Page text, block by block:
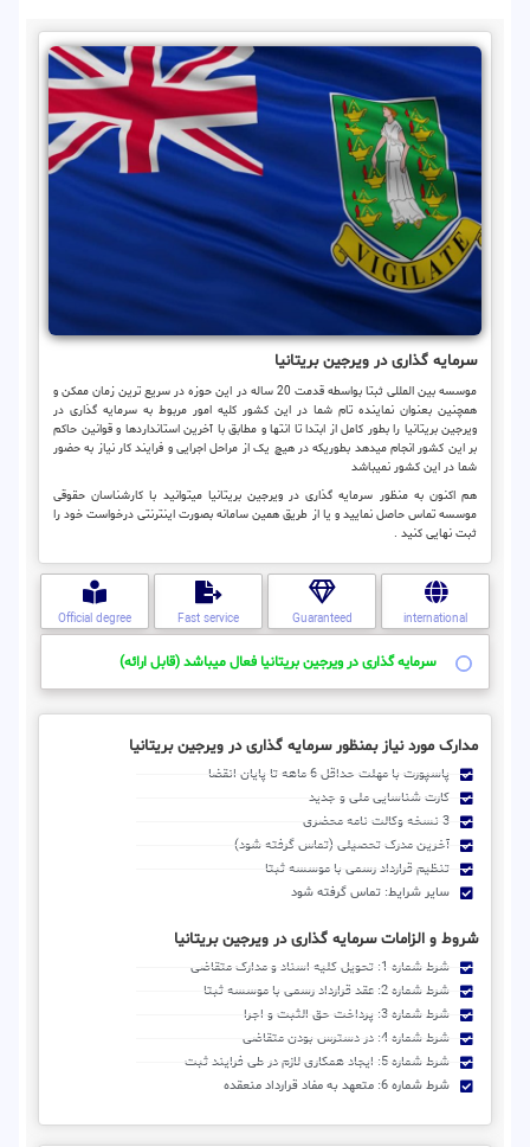
سرمایه گذاری در ویرجین بریتانیا
موسسه بین المللی ثبتا بواسطه قدمت 20 ساله در این حوزه در سریع ترین زمان ممکن و
همچنین بعنوان نماینده تام شما در این کشور کلیه امور مربوط به سرمایه گذاری در
ویرجین بریتانیا را بطور کامل از ابتدا تا انتها و مطابق با آخرین استانداردها و قوانین حاکم
بر این کشور انجام میدهد بطوریکه در هیچ یک از مراحل اجرایی و فرایند کار نیاز به حضور
شما در این کشور نمیباشد
هم اکنون به منظور سرمایه گذاری در ویرجین بریتانیا میتوانید با کارشناسان حقوقی
موسسه تماس حاصل نمایید و یا از طریق همین سامانه بصورت اینترنتی درخواست خود را
ثبت نهایی کنید .
international
Guaranteed
Fast service
Official degree
سرمایه گذاری در ویرجین بریتانیا فعال میباشد (قابل ارائه)
مدارک مورد نیاز بمنظور سرمایه گذاری در ویرجین بریتانیا
پاسپورت با مهلت حداقل 6 ماهه تا پایان انقضا
کارت شناسایی ملی و جدید
3 نسخه وکالت نامه محضری
آخرین مدرک تحصیلی (تماس گرفته شود)
تنظیم قرارداد رسمی با موسسه ثبتا
سایر شرایط: تماس گرفته شود
شروط و الزامات سرمایه گذاری در ویرجین بریتانیا
شرط شماره 1: تحویل کلیه اسناد و مدارک متقاضی
شرط شماره 2: عقد قرارداد رسمی با موسسه ثبتا
شرط شماره 3: پرداخت حق الثبت و اجرا
شرط شماره 4: در دسترس بودن متقاضی
شرط شماره 5: ایجاد همکاری لازم در طی فرایند ثبت
شرط شماره 6: متعهد به مفاد قرارداد منعقده